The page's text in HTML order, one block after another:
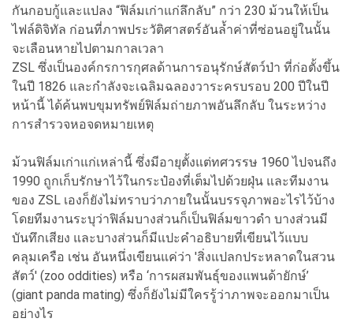
กันกอบกู้และแปลง “ฟิล์มเก่าแก่ลึกลับ” กว่า 230 ม้วนให้เป็น
ไฟล์ดิจิทัล ก่อนที่ภาพประวัติศาสตร์อันล้ำค่าที่ซ่อนอยู่ในนั้น
จะเลือนหายไปตามกาลเวลา
ZSL ซึ่งเป็นองค์กรการกุศลด้านการอนุรักษ์สัตว์ป่า ที่ก่อตั้งขึ้น
ในปี 1826 และกำลังจะเฉลิมฉลองวาระครบรอบ 200 ปีในปี
หน้านี้ ได้ค้นพบขุมทรัพย์ฟิล์มถ่ายภาพอันลึกลับ ในระหว่าง
การสำรวจหอจดหมายเหตุ
ม้วนฟิล์มเก่าแก่เหล่านี้ ซึ่งมีอายุตั้งแต่ทศวรรษ 1960 ไปจนถึง
1990 ถูกเก็บรักษาไว้ในกระป๋องที่เต็มไปด้วยฝุ่น และทีมงาน
ของ ZSL เองก็ยังไม่ทราบว่าภายในนั้นบรรจุภาพอะไรไว้บ้าง
โดยทีมงานระบุว่าฟิล์มบางส่วนก็เป็นฟิล์มขาวดำ บางส่วนมี
บันทึกเสียง และบางส่วนก็มีแปะคำอธิบายที่เขียนไว้แบบ
คลุมเครือ เช่น อันหนึ่งเขียนแค่ว่า 'สิ่งแปลกประหลาดในสวน
สัตว์' (zoo oddities) หรือ ‘การผสมพันธุ์ของแพนด้ายักษ์’
(giant panda mating) ซึ่งก็ยังไม่มีใครรู้ว่าภาพจะออกมาเป็น
อย่างไร